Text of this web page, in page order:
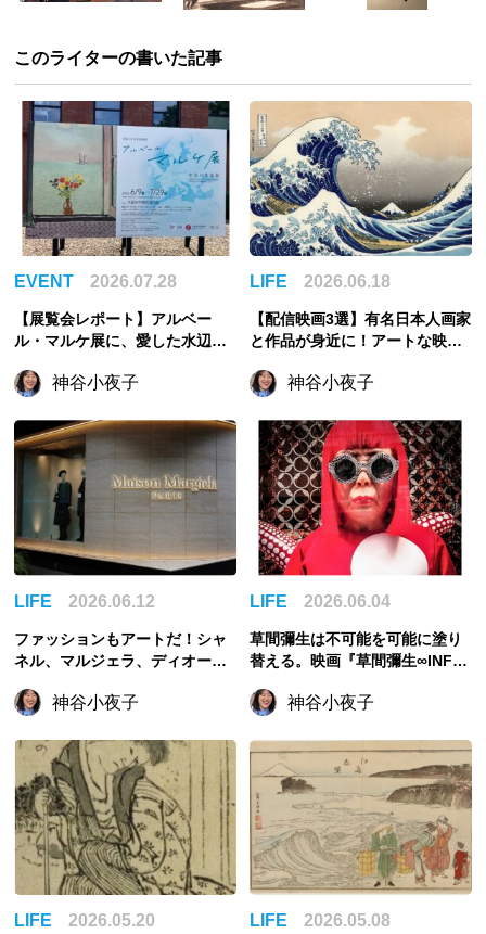
このライターの書いた記事
EVENT 2026.07.28
【展覧会レポート】アルベー
ル・マルケ展に、愛した水辺の
京SOMPO美術館へも巡回！】
神谷小夜子
LIFE 2026.06.18
【配信映画3選】有名日本人画家
と作品が身近に！アートな映画
神谷小夜子
LIFE 2026.06.12
ファッションもアートだ！シャ
ネル、マルジェラ、ディオール
神谷小夜子
LIFE 2026.06.04
草間彌生は不可能を可能に塗り
替える。映画『草間彌生∞INFIN
神谷小夜子
LIFE 2026.05.20 LIFE 2026.05.08